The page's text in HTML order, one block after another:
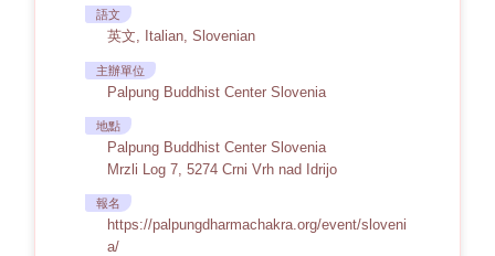
語文
英文, Italian, Slovenian
主辦單位
Palpung Buddhist Center Slovenia
地點
Palpung Buddhist Center Slovenia
Mrzli Log 7, 5274 Crni Vrh nad Idrijo
報名
https://palpungdharmachakra.org/event/sloveni
a/